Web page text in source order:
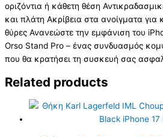
οριζόντια ή κάθετη θέση
και πλάτη Ακρίβεια στα ανοίγματα
θύρες Ανανεώστε την εμφάνιση του
Orso Stand Pro – ένας συνδυασμός
που θα κρατήσει τη συσκευή σας
Related products